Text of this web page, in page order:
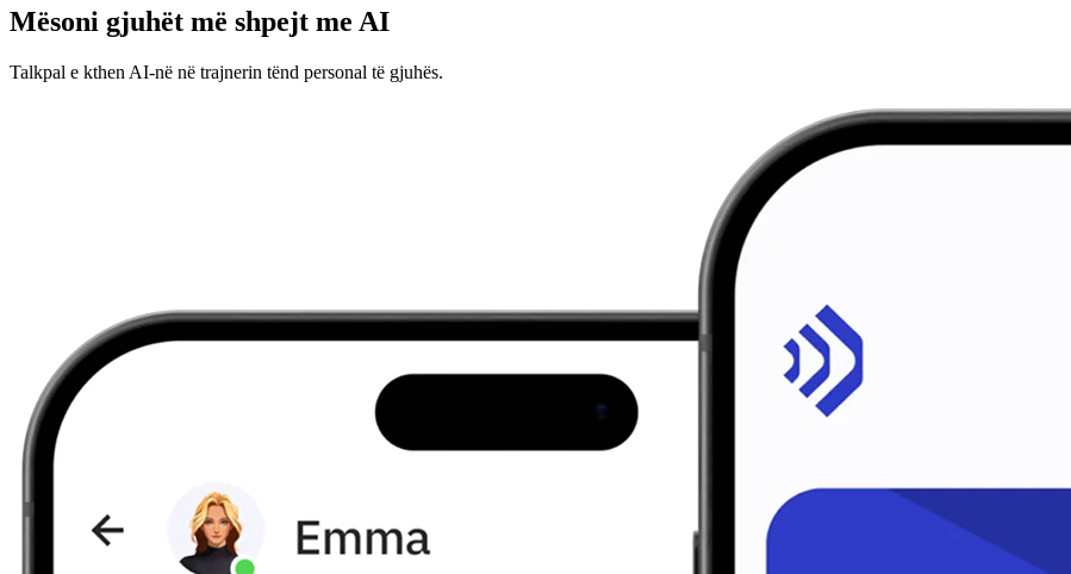
Mësoni gjuhët më shpejt me AI
Talkpal e kthen AI-në në trajnerin tënd personal të gjuhës.